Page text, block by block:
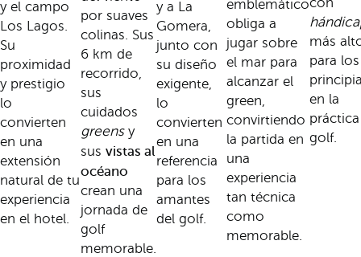
y el campo
Los Lagos.
Su
proximidad
y prestigio
lo
convierten
en una
extensión
natural de tu
experiencia
en el hotel.
por suaves
colinas. Sus
6 km de
recorrido,
sus
cuidados
greensy
sus vistas al
océano
crean una
jornada de
golf
memorable.
y a La
Gomera,
junto con
su diseño
exigente,
lo
convierten
en una
referencia
para los
amantes
del golf.
emblemático
obliga a
jugar sobre
el mar para
alcanzar el
green,
convirtiendo
la partida en
una
experiencia
tan técnica
como
memorable.
más
para los
en la
golf.